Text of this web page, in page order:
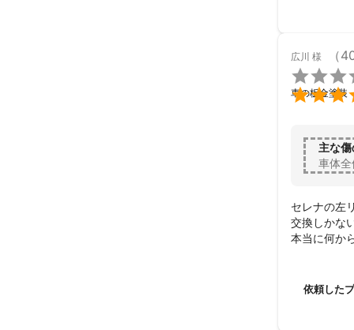
広川 様 （
車の板金塗装
主な
車体
セレナの左
交換しかな
本当に何か
二幸自動
依頼した